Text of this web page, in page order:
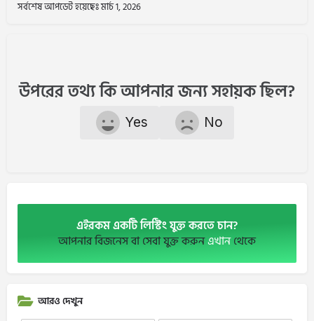
সর্বশেষ আপডেট হয়েছেঃ মার্চ 1, 2026
উপরের তথ্য কি আপনার জন্য সহায়ক ছিল?
Yes No
এইরকম একটি লিস্টিং যুক্ত করতে চান?
আপনার বিজনেস বা সেবা যুক্ত করুনএখানথেকে
আরও দেখুন